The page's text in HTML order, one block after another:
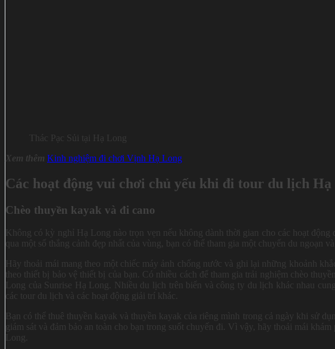
Thác Pạc Sủi tại Hạ Long
Xem thêm Kinh nghiệm đi chơi Vịnh Hạ Long
Các hoạt động vui chơi chủ yếu khi đi tour du lịch
Chèo thuyền kayak và đi cano
Không có kỳ nghỉ Hạ Long nào trọn vẹn nếu không dành thời gian cho các hoạt động
qua một số thắng cảnh đẹp nhất của vùng, bạn có thể tham gia một chuyến du ngoạn
Hãy thoải mái mang theo một chiếc máy ảnh chống nước và ghi lại những khoảnh
theo thiết bị bảo vệ thiết bị của bạn. Có nhiều cách để tham gia trải nghiệm chèo
Long của Sunrise Hạ Long. Nhiều du lịch trên biển và công ty du lịch khác nhau
các tour du lịch và các hoạt động giải trí khác.
Bạn có thể thuê thuyền kayak và thuyền kayak của riêng mình trong cả ngày khi sử
giám sát và đảm bảo an toàn cho bạn trong suốt chuyến đi. Vì vậy, hãy thoải mái
Long.